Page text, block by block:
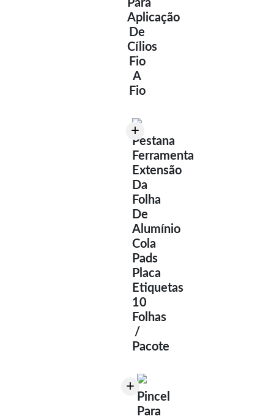
Para
Aplicação
De
Cílios
Fio
A
Fio
+
Pestana
Ferramenta
Extensão
Da
Folha
De
Alumínio
Cola
Pads
Placa
Etiquetas
10
Folhas
/
Pacote
+
Pincel
Para